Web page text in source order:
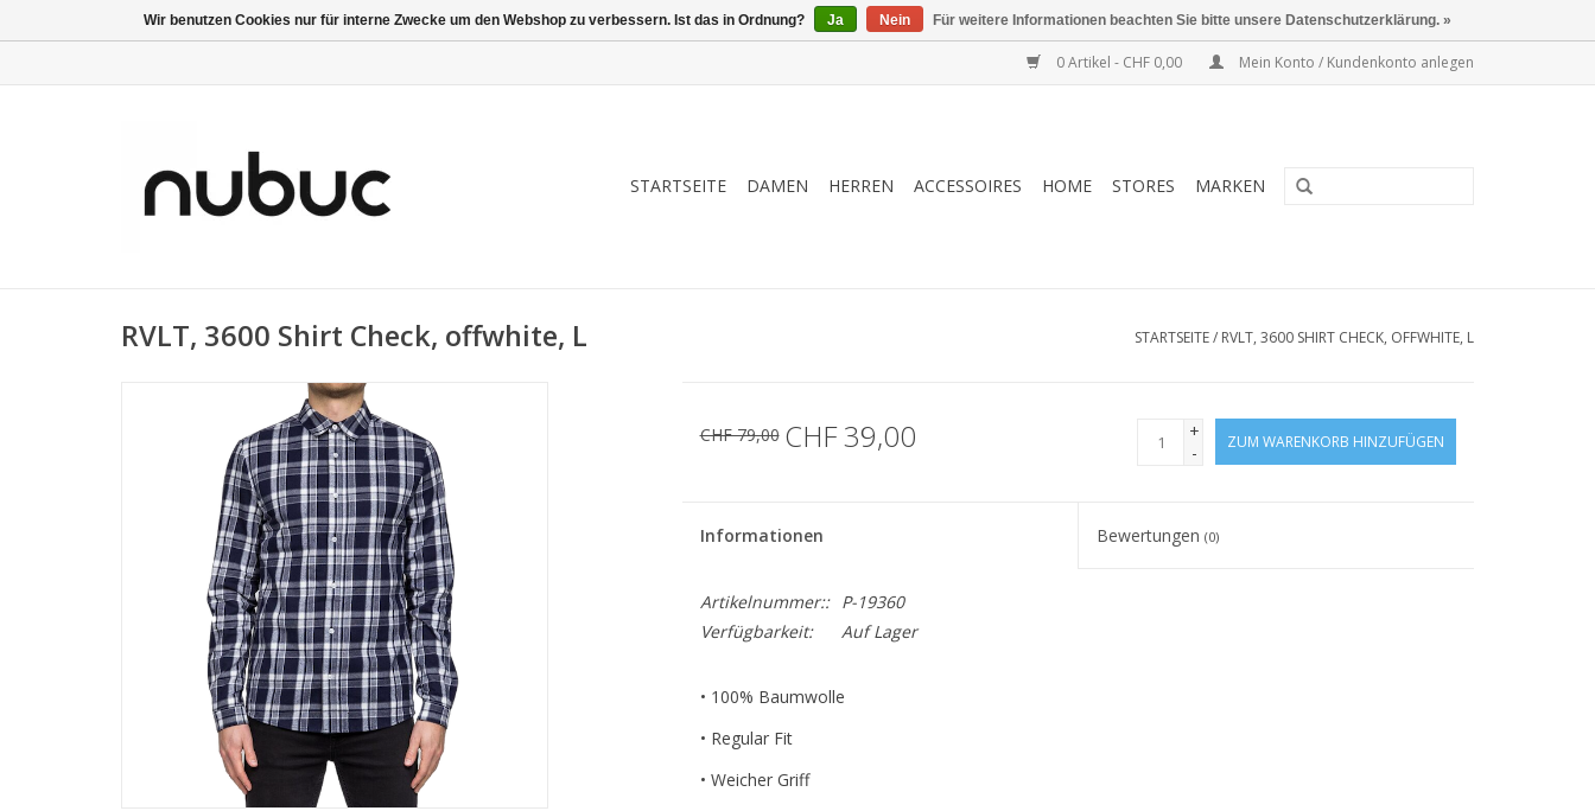
0 Artikel - CHF 0,00 Mein Konto / Kundenkonto anlegen
STARTSEITE DAMEN HERREN ACCESSOIRES HOME STORES MARKEN
RVLT, 3600 Shirt Check, offwhite, L STARTSEITE/ RVLT, 3600 SHIRT CHECK, OFFWHITE, L
CHF 79,00 CHF 39,00
+
-
ZUM WARENKORB HINZUFÜGEN
Informationen Bewertungen(0)
Artikelnummer::
P-19360
Verfügbarkeit:
Auf Lager
• 100% Baumwolle
• Regular Fit
• Weicher Griff
Wir benutzen Cookies nur für interne Zwecke um den Webshop zu verbessern. Ist das in Ordnung? Ja Nein Für weitere Informationen beachten Sie bitte unsere Datenschutzerklärung. »